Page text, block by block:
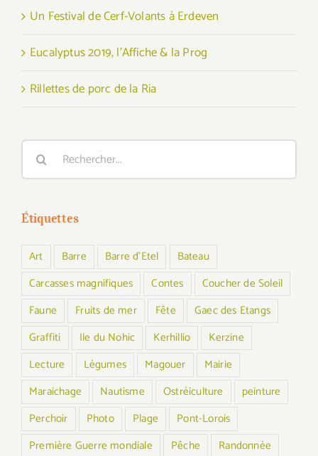
Un Festival de Cerf-Volants à Erdeven
Eucalyptus 2019, l’Affiche & la Prog
Rillettes de porc de la Ria
Rechercher:
Étiquettes
Art Barre Barre d'Etel
Bateau
Carcasses magnifiques
Contes
Coucher de Soleil
Faune
Fruits de mer Fête
Gaec des Etangs
Graffiti
Ile du Nohic Kerhillio
Kerzine
Lecture
Légumes Magouer
Mairie
Maraichage
Nautisme Ostréiculture
peinture
Perchoir
Photo Plage
Pont-Lorois
Première Guerre mondiale
Pêche
Randonnée